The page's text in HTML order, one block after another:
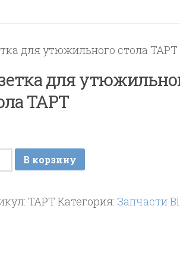
для утюжильного стола TAPT
для
TAPT
В корзину
TAPT Категория: Запчасти